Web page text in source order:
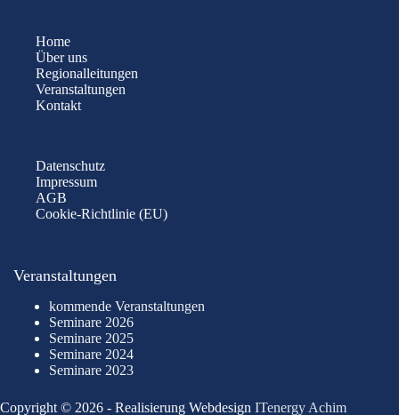
Home
Über uns
Regionalleitungen
Veranstaltungen
Kontakt
Datenschutz
Impressum
AGB
Cookie-Richtlinie (EU)
Veranstaltungen
kommende Veranstaltungen
Seminare 2026
Seminare 2025
Seminare 2024
Seminare 2023
Copyright © 2026 - Realisierung Webdesign ITenergy Achim